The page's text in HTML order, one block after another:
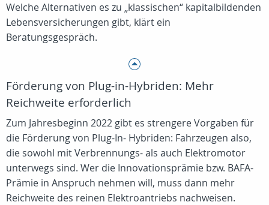
Welche Alternativen es zu „klassischen“ kapitalbildenden
Lebensversicherungen gibt, klärt ein
Beratungsgespräch.
Förderung von Plug-in-Hybriden: Mehr
Reichweite erforderlich
Zum Jahresbeginn 2022 gibt es strengere Vorgaben für
die Förderung von Plug-In- Hybriden: Fahrzeugen also,
die sowohl mit Verbrennungs- als auch Elektromotor
unterwegs sind. Wer die Innovationsprämie bzw. BAFA-
Prämie in Anspruch nehmen will, muss dann mehr
Reichweite des reinen Elektroantriebs nachweisen.